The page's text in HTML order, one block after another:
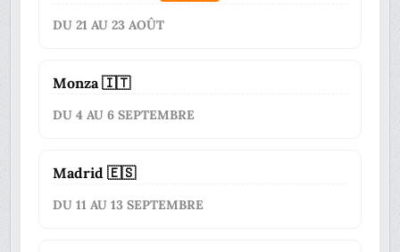
DU 21 AU 23 AOÛT
Monza 🇮🇹
DU 4 AU 6 SEPTEMBRE
Madrid 🇪🇸
DU 11 AU 13 SEPTEMBRE